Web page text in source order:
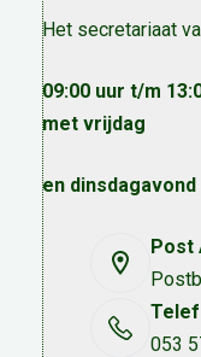
Het secretariaat
09:00 uur t/m
met vrijdag
en dinsdagavond
Post
053